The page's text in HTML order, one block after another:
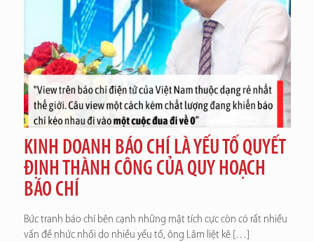
KINH DOANH BÁO CHÍ LÀ YẾU TỐ QUYẾT
ĐỊNH THÀNH CÔNG CỦA QUY HOẠCH
BÁO CHÍ
Bức tranh báo chí bên cạnh những mặt tích cực còn có rất nhiều
vấn đề nhức nhối do nhiều yếu tố, ông Lâm liệt kê[…]